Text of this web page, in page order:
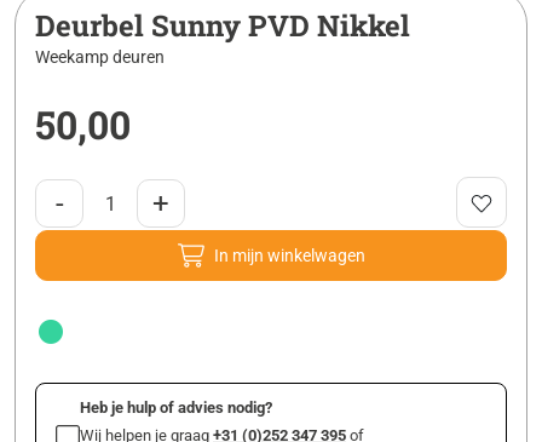
Deurbel Sunny PVD Nikkel
Weekamp deuren
50,00
- +
In mijn winkelwagen
Heb je hulp of advies nodig?
Wij helpen je graag +31 (0)252 347 395 of